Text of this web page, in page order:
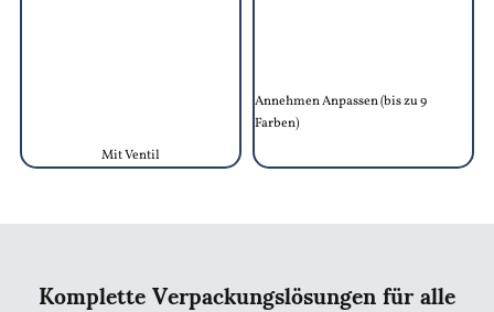
Mit Ventil
Annehmen Anpassen (bis zu 9
Farben)
Komplette Verpackungslösungen für alle